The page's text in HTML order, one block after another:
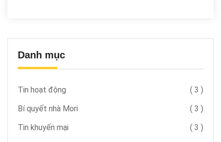
Danh mục
Tin hoạt động ( 3 )
Bí quyết nhà Mori
( 3 )
Tin khuyến mại
( 3 )